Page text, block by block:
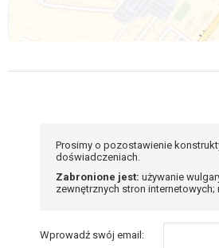
Prosimy o pozostawienie
doświadczeniach.
Zabronione jest: używanie
zewnętrznych stron
Wprowadź swój email: